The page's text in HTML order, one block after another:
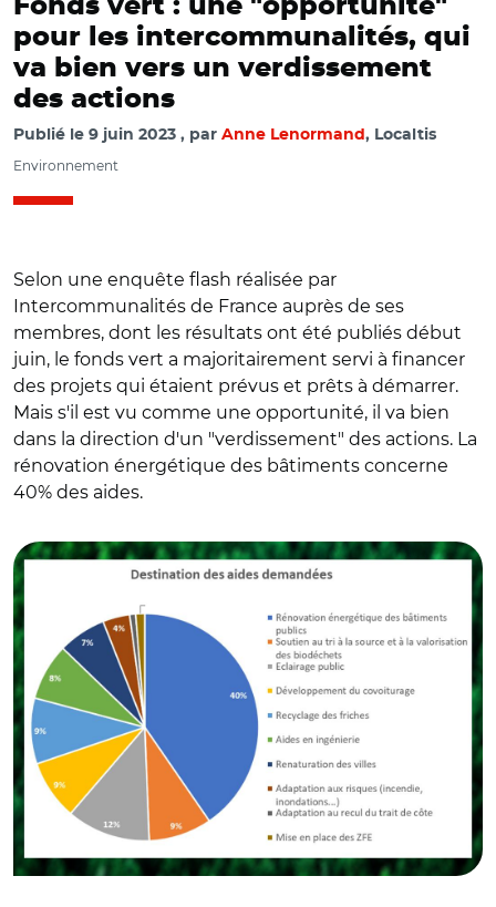
Fonds vert : une "opportunité"
pour les intercommunalités, qui
va bien vers un verdissement
des actions
Publié le 9 juin 2023 par Anne Lenormand , Localtis
Environnement
Selon une enquête flash réalisée par
Intercommunalités de France auprès de ses
membres, dont les résultats ont été publiés début
juin, le fonds vert a majoritairement servi à financer
des projets qui étaient prévus et prêts à démarrer.
Mais s'il est vu comme une opportunité, il va bien
dans la direction d'un "verdissement" des actions. La
rénovation énergétique des bâtiments concerne
40% des aides.